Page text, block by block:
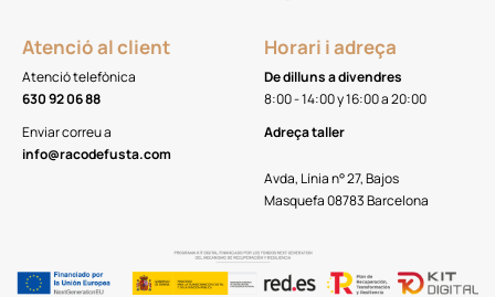
Atenció al client
Atenció telefònica
630 92 06 88
Enviar correu a
info@racodefusta.com
Horari i adreça
De dilluns a divendres
8:00 - 14:00 y 16:00 a 20:00
Adreça taller
Avda, Línia n° 27, Bajos
Masquefa 08783 Barcelona